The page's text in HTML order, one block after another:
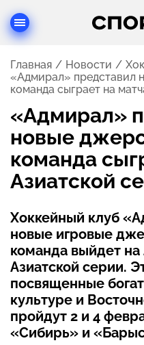
Главная Новости
«Адмирал» представил
команда сыграет на
«Адмирал»
новые
команда
Азиатской
Хоккейный клуб
новые игровые
команда выйдет
Азиатской серии.
посвященные
культуре и
пройдут 2 и 4
«Сибирь» и